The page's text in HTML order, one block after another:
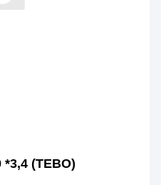
*3,4 (TEBO)